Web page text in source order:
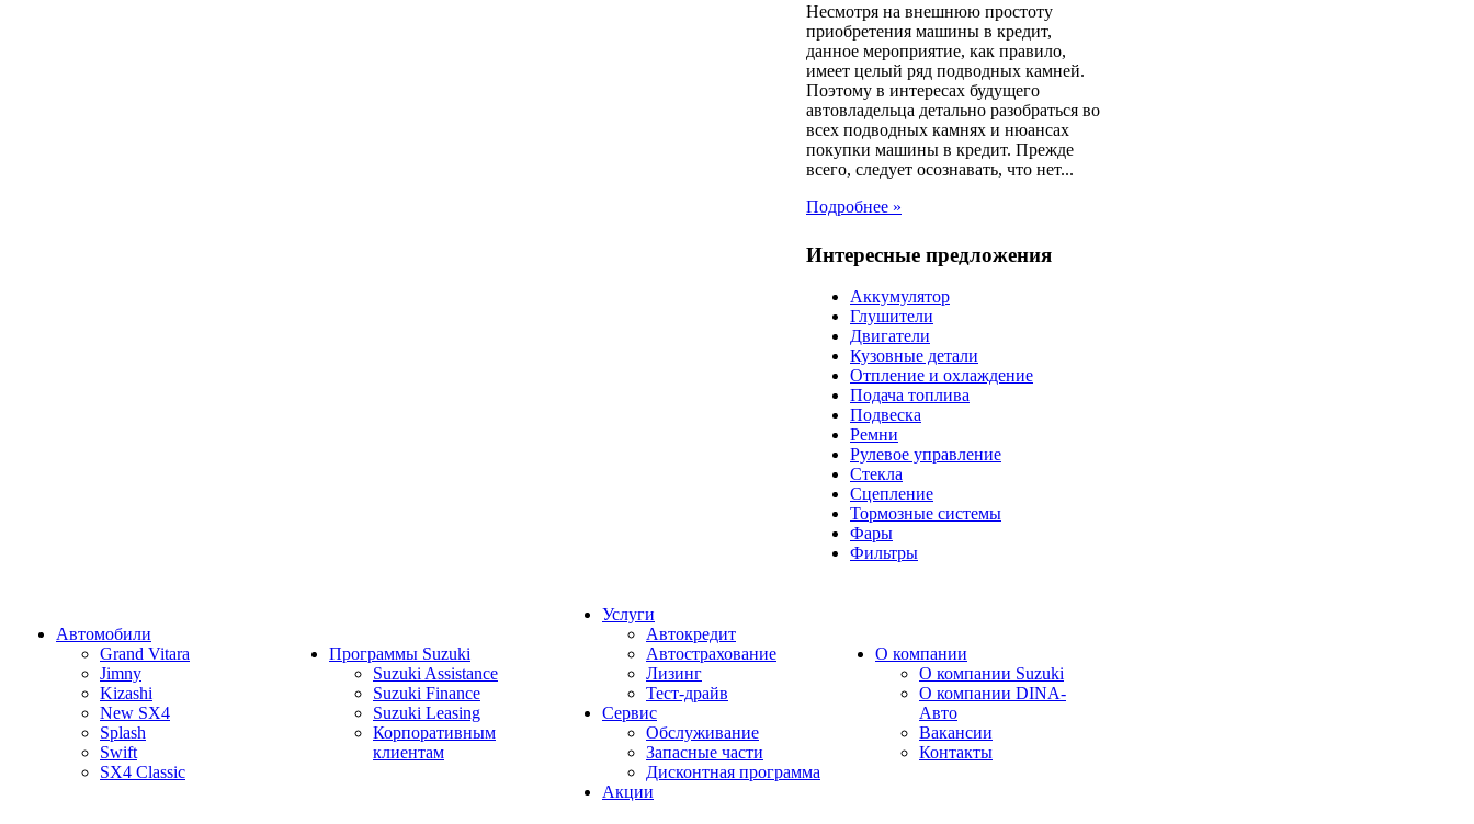
Несмотря на внешнюю простоту
приобретения машины в кредит,
данное мероприятие, как правило,
имеет целый ряд подводных камней.
Поэтому в интересах будущего
автовладельца детально разобраться во
всех подводных камнях и нюансах
покупки машины в кредит. Прежде
всего, следует осознавать, что нет...
Подробнее »
Интересные предложения
Аккумулятор
Глушители
Двигатели
Кузовные детали
Отпление и охлаждение
Подача топлива
Подвеска
Ремни
Рулевое управление
Стекла
Сцепление
Тормозные системы
Фары
Фильтры
Автомобили
Grand Vitara
Jimny
Kizashi
New SX4
Splash
Swift
SX4 Classic
Программы Suzuki
Suzuki Assistance
Suzuki Finance
Suzuki Leasing
Корпоративным
клиентам
Услуги
Автокредит
Автострахование
Лизинг
Тест-драйв
Сервис
Обслуживание
Запасные части
Дисконтная программа
Акции
О компании
О компании Suzuki
О компании DINA-
Авто
Вакансии
Контакты